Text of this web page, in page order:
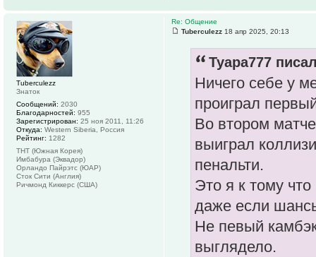
Re: Общение
Tuberculezz 18 апр 2025, 20:13
Tyapa777
Ничего себе у
проиграл
Во втором
выиграл
пенальти.
Это я к тому
даже если
Не певый
выглядело.
Tuberculezz
Знаток
Сообщений: 2030
Благодарностей: 955
Зарегистрирован: 25 ноя 2011, 11:26
Откуда: Western Siberia, Россия
Рейтинг: 1282
ТНТ (Южная Корея)
Имбабура (Эквадор)
Орландо Пайрэтс (ЮАР)
Сток Сити (Англия)
Ричмонд Киккерс (США)